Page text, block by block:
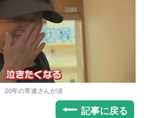
20年の常連さんが涙
記事に戻る